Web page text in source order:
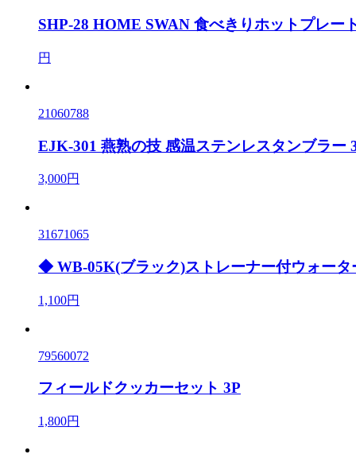
SHP-28 HOME SWAN 食べきりホットプレー
円
21060788
EJK-301 燕熟の技 感温ステンレスタンブラー
3,000円
31671065
◆ WB-05K(ブラック)ストレーナー付ウォータ
1,100円
79560072
フィールドクッカーセット 3P
1,800円